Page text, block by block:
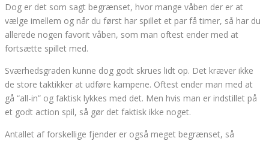
Dog er det som sagt begrænset, hvor mange våben der er at
vælge imellem og når du først har spillet et par få timer, så har du
allerede nogen favorit våben, som man oftest ender med at
fortsætte spillet med.
Sværhedsgraden kunne dog godt skrues lidt op. Det kræver ikke
de store taktikker at udføre kampene. Oftest ender man med at
gå “all-in” og faktisk lykkes med det. Men hvis man er indstillet på
et godt action spil, så gør det faktisk ikke noget.
Antallet af forskellige fjender er også meget begrænset, så